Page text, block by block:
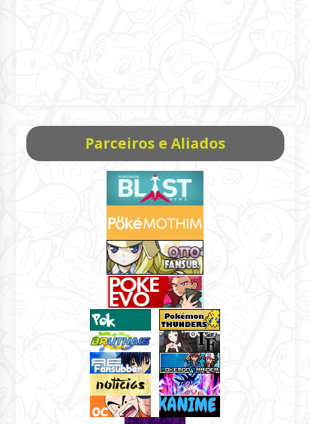
Parceiros e Aliados